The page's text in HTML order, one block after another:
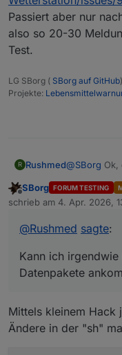
Heim-
Ich würde es
versuchen,
vielleicht eine
valide
Passiert aber nur
also so 20-30
Test.
LG SBorg ( SBorg auf GitHub)
Projekte:
R Rushmed@SBorg Ok,
Offline
SBorg FORUM TESTING
schrieb am 4. Apr. 2026,
zuletzt editiert von
@Rushmed sagte:
Kann ich
Datenpakete
Mittels kleinem Hack
Ändere in der "sh"